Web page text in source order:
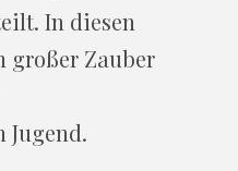
In diesen
großer Zauber
Jugend.